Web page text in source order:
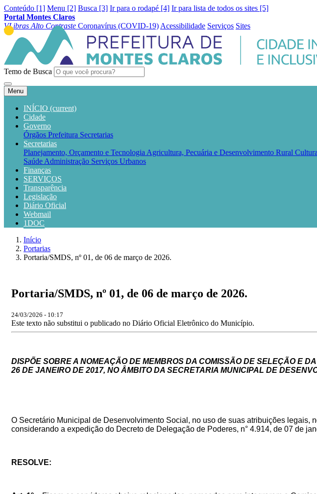
Conteúdo [1] Menu [2] Busca [3] Ir para o rodapé [4] Ir para lista de todos os sites [5]
Portal Montes Claros
VLibras Alto Contraste Coronavírus (COVID-19) Acessibilidade Serviços Sites
Temo de Busca
Menu
INÍCIO (current)
Cidade
Governo
Órgãos Prefeitura Secretarias
Secretarias
Planejamento, Orçamento e Tecnologia Agricultura, Pecuária e Desenvolvimento Rural Cultura
Saúde Administração Serviços Urbanos
Finanças
SERVIÇOS
Transparência
Legislação
Diário Oficial
Webmail
1DOC
Início
Portarias
Portaria/SMDS, nº 01, de 06 de março de 2026.
Portaria/SMDS, nº 01, de 06 de março de 2026.
24/03/2026 - 10:17
Este texto não substitui o publicado no Diário Oficial Eletrônico do Município.
DISPÕE SOBREA NOMEAÇÃODE MEMBROS DA COMISSÃO DE SELEÇÃO E
26 DE JANEIRO DE 2017, NO ÂMBITO DA SECRETARIA MUNICIPAL DE
O Secretário Municipal de Desenvolvimento Social, no uso de suas atribuições legais,
considerando a expedição do Decreto de Delegação de Poderes, n° 4.914, de 07 de
RESOLVE: